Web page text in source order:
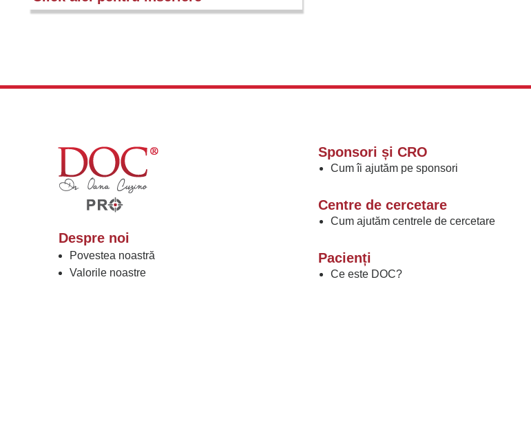
Despre noi
Povestea noastră
Valorile noastre
Sponsori și CRO
Cum îi ajutăm pe sponsori
Centre de cercetare
Cum ajutăm centrele de cercetare
Pacienți
Ce este DOC?